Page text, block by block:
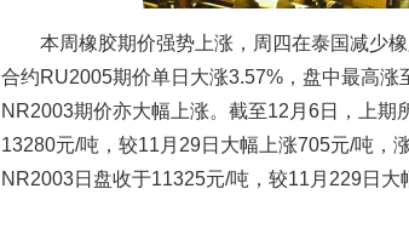
本周橡胶期价强势上涨，周四在泰国减少橡
合约RU2005期价单日大涨3.57%，盘中最高
NR2003期价亦大幅上涨。截至12月6日，上期
13280元/吨，较11月29日大幅上涨705元/吨，
NR2003日盘收于11325元/吨，较11月229日大